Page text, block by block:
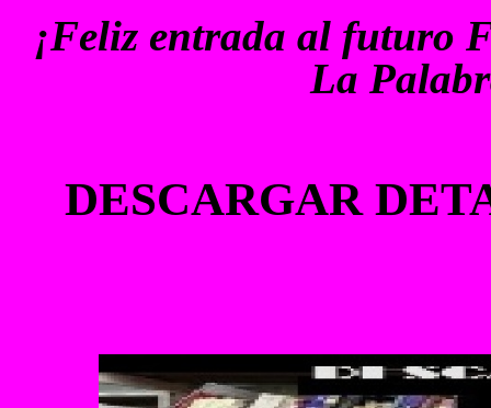
¡Feliz entrada al futuro
La
DESCARGAR